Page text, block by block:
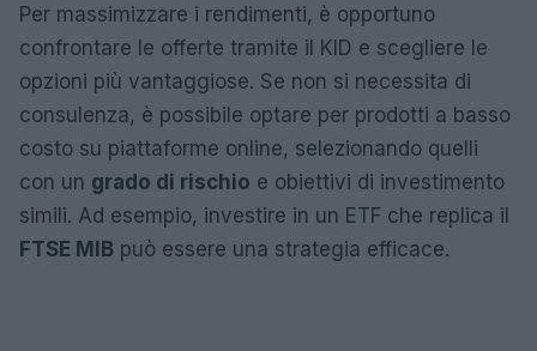
Per massimizzare i rendimenti, è opportuno
confrontare le offerte tramite il KID e scegliere le
opzioni più vantaggiose. Se non si necessita di
consulenza, è possibile optare per prodotti a basso
costo su piattaforme online, selezionando quelli
con un grado di rischio e obiettivi di investimento
simili. Ad esempio, investire in un ETF che replica il
FTSE MIB può essere una strategia efficace.